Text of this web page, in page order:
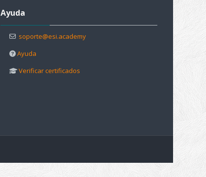
Ayuda
soporte@esi.academy
Ayuda
Verificar certificados